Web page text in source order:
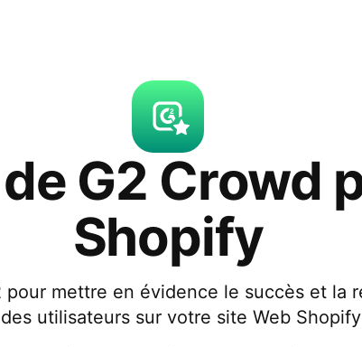
G2 Crowd
Shopify
pour mettre en évidence le succès et la
utilisateurs sur votre site Web